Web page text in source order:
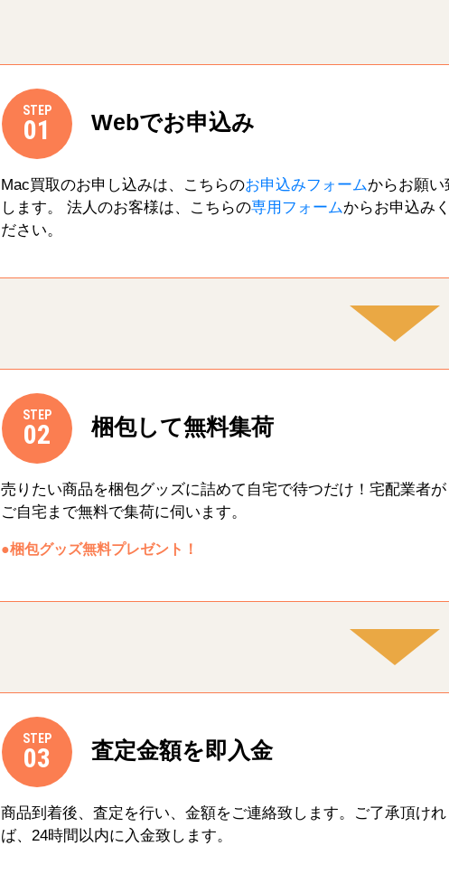
STEP
01 Webでお申込み
Mac買取のお申し込みは、こちらのお申込みフォームからお願い
します。 法人のお客様は、こちらの専用フォームからお申込み
ださい。
STEP
02 梱包して無料集荷
売りたい商品を梱包グッズに詰めて自宅で待つだけ！宅配業者が
ご自宅まで無料で集荷に伺います。
●梱包グッズ無料プレゼント！
STEP
03 査定金額を即入金
商品到着後、査定を行い、金額をご連絡致します。ご了承頂けれ
ば、24時間以内に入金致します。